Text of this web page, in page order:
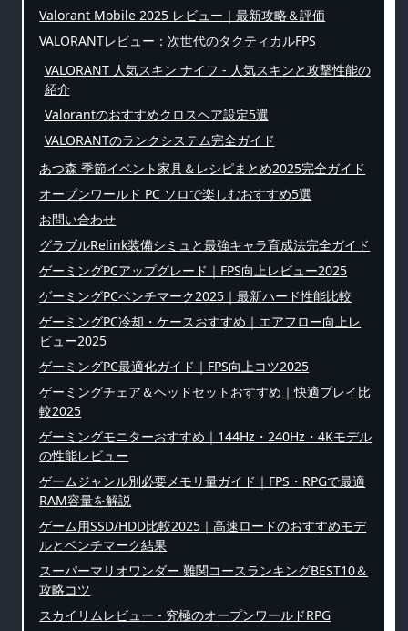
Valorant Mobile 2025 レビュー｜最新攻略＆評価
VALORANTレビュー：次世代のタクティカルFPS
VALORANT 人気スキン ナイフ - 人気スキンと攻撃性能の
紹介
Valorantのおすすめクロスヘア設定5選
VALORANTのランクシステム完全ガイド
あつ森 季節イベント家具＆レシピまとめ2025完全ガイド
オープンワールド PC ソロで楽しむおすすめ5選
お問い合わせ
グラブルRelink装備シミュと最強キャラ育成法完全ガイド
ゲーミングPCアップグレード｜FPS向上レビュー2025
ゲーミングPCベンチマーク2025｜最新ハード性能比較
ゲーミングPC冷却・ケースおすすめ｜エアフロー向上レ
ビュー2025
ゲーミングPC最適化ガイド｜FPS向上コツ2025
ゲーミングチェア＆ヘッドセットおすすめ｜快適プレイ比
較2025
ゲーミングモニターおすすめ｜144Hz・240Hz・4Kモデル
の性能レビュー
ゲームジャンル別必要メモリ量ガイド｜FPS・RPGで最適
RAM容量を解説
ゲーム用SSD/HDD比較2025｜高速ロードのおすすめモデ
ルとベンチマーク結果
スーパーマリオワンダー 難関コースランキングBEST10＆
攻略コツ
スカイリムレビュー - 究極のオープンワールドRPG